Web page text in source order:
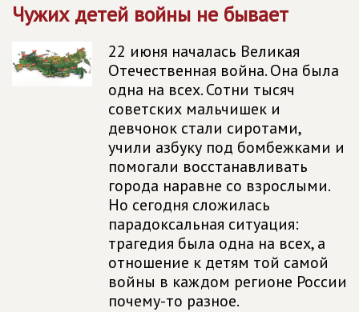
Чужих детей войны не бывает
22 июня началась Великая
Отечественная война. Она была
одна на всех. Сотни тысяч
советских мальчишек и
девчонок стали сиротами,
учили азбуку под бомбежками и
помогали восстанавливать
города наравне со взрослыми.
Но сегодня сложилась
парадоксальная ситуация:
трагедия была одна на всех, а
отношение к детям той самой
войны в каждом регионе России
почему-то разное.